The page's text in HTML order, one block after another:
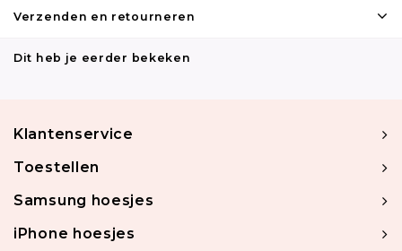
Verzenden en retourneren
Dit heb je eerder bekeken
Klantenservice
Toestellen
Samsung hoesjes
iPhone hoesjes